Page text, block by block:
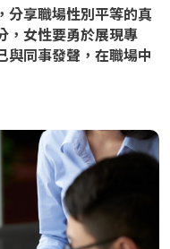
分享職場性別平等的真
，女性要勇於展現專
與同事發聲，在職場中